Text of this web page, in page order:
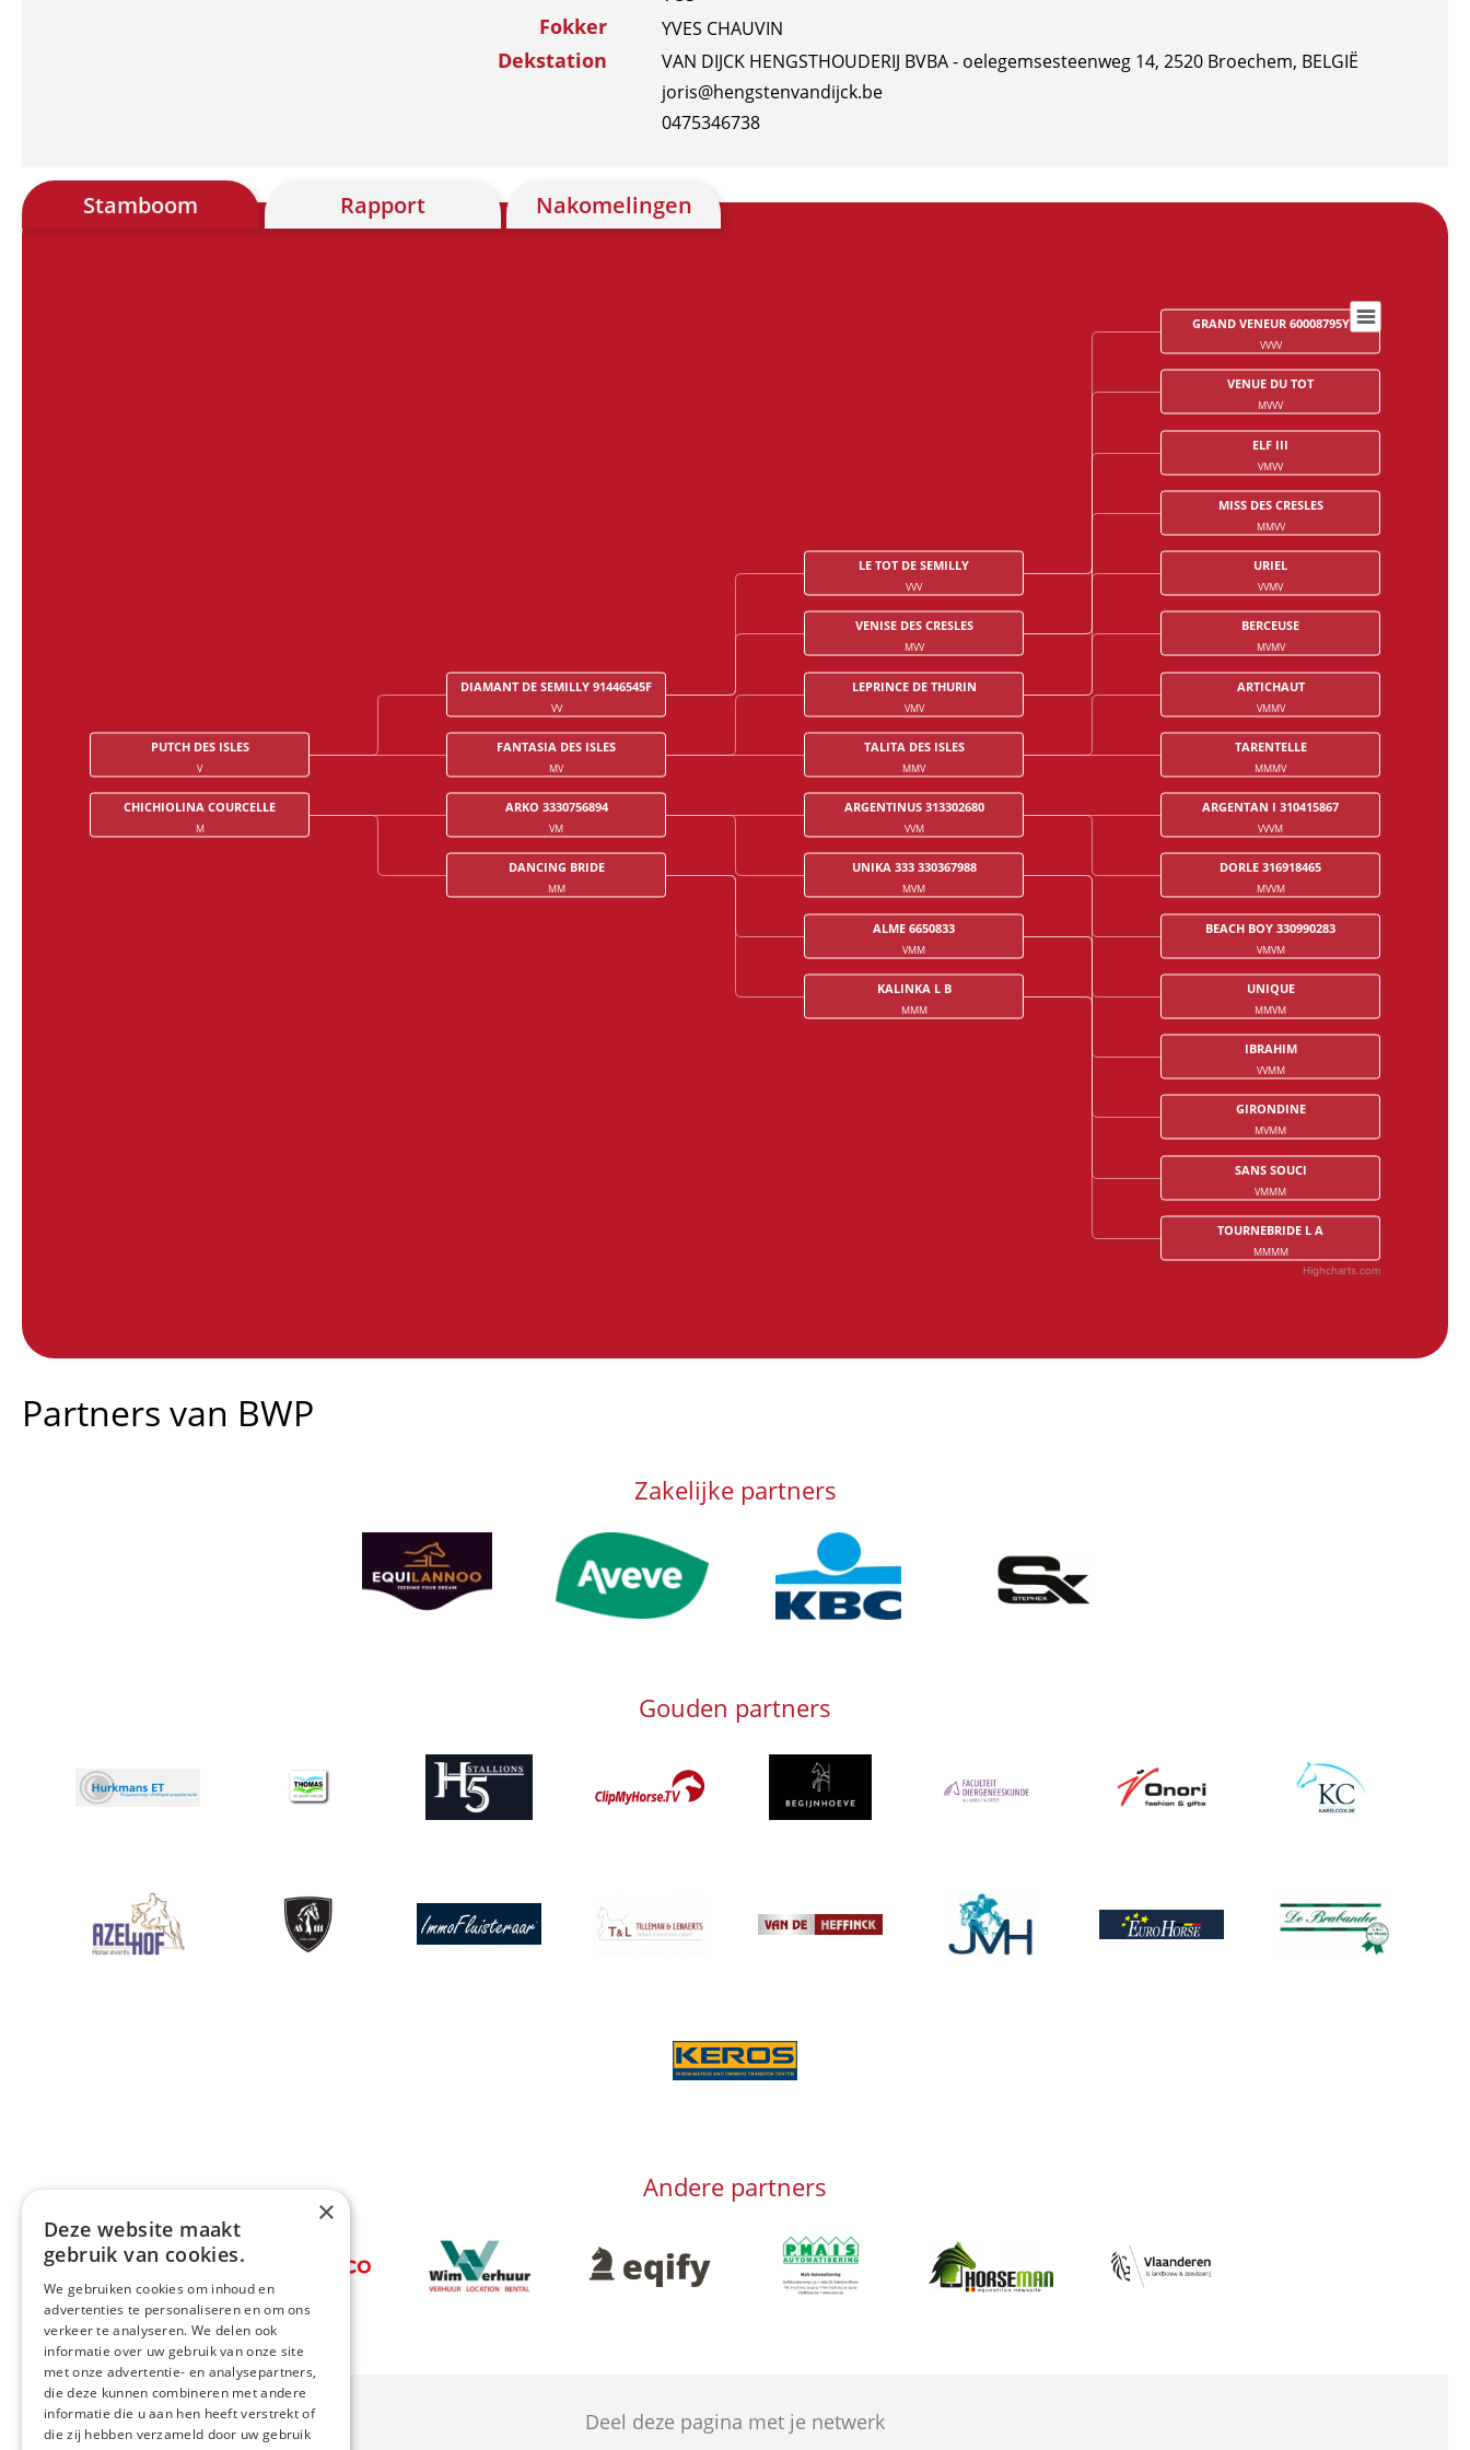
Fokker YVES CHAUVIN
Dekstation
VAN DIJCK HENGSTHOUDERIJ BVBA - oelegemsesteenweg 14, 2520 Broechem, BELGIË
joris@hengstenvandijck.be
0475346738
Stamboom Rapport Nakomelingen
PUTCH DES ISLES
V
CHICHIOLINA COURCELLE
M
DIAMANT DE SEMILLY 91446545F
VV
FANTASIA DES ISLES
MV
ARKO 3330756894
VM
DANCING BRIDE
MM
LE TOT DE SEMILLY
VVV
VENISE DES CRESLES
MVV
LEPRINCE DE THURIN
VMV
TALITA DES ISLES
MMV
ARGENTINUS 313302680
VVM
UNIKA 333 330367988
MVM
ALME 6650833
VMM
KALINKA L B
MMM
GRAND VENEUR 60008795Y
VVVV
VENUE DU TOT
MVVV
ELF III
VMVV
MISS DES CRESLES
MMVV
URIEL
VVMV
BERCEUSE
MVMV
ARTICHAUT
VMMV
TARENTELLE
MMMV
ARGENTAN I 310415867
VVVM
DORLE 316918465
MVVM
BEACH BOY 330990283
VMVM
UNIQUE
MMVM
IBRAHIM
VVMM
GIRONDINE
MVMM
SANS SOUCI
VMMM
TOURNEBRIDE L A
MMMM
Highcharts.com
Partners van BWP
Zakelijke partners
Afbeelding Afbeelding Afbeelding
Gouden partners
Afbeelding
Afbeelding Afbeelding Afbeelding Afbeelding Afbeelding
Afbeelding Afbeelding Afbeelding
Afbeelding
Afbeelding
Afbeelding
Afbeelding
Afbeelding
Afbeelding
Andere partners
Afbeelding
Afbeelding Afbeelding Afbeelding Afbeelding Afbeelding
Deel deze pagina met je netwerk
×
Deze website maakt
gebruik van cookies.
We gebruiken cookies om inhoud en
advertenties te personaliseren en om ons
verkeer te analyseren. We delen ook
informatie over uw gebruik van onze site
met onze advertentie- en analysepartners,
die deze kunnen combineren met andere
informatie die u aan hen heeft verstrekt of
die zij hebben verzameld door uw gebruik